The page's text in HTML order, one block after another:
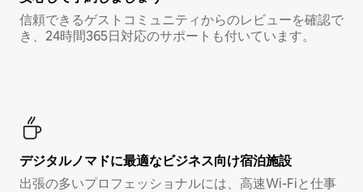
信頼できるゲストコミュニティからのレビューを確認で
き、24時間365日対応のサポートも付いています。
デジタルノマド⁠に最⁠適⁠なビ⁠ジ⁠ネ⁠ス⁠向⁠け宿⁠泊⁠施⁠設
出張の多いプロフェッショナルには、高速Wi-Fiと仕事